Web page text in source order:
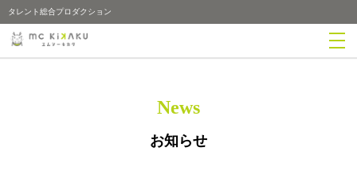
タレント総合プロダクション
News
お知らせ